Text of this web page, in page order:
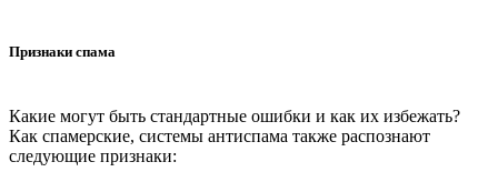
Признаки спама
Какие могут быть стандартные ошибки и как их избежать?
Как спамерские, системы антиспама также распознают
следующие признаки: